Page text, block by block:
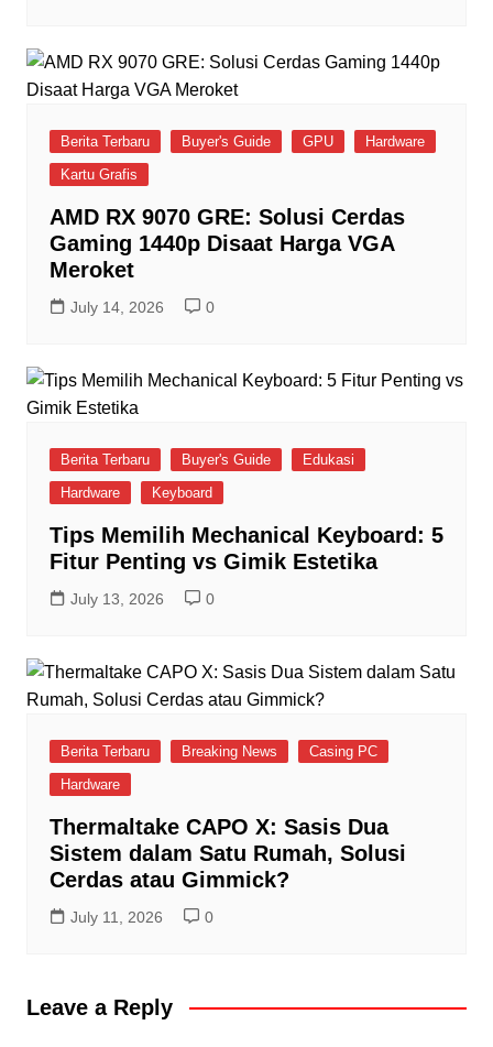
Berita Terbaru Buyer's Guide GPU
Hardware
Kartu Grafis
AMD RX 9070 GRE: Solusi Cerdas
Gaming 1440p Disaat Harga VGA
Meroket
July 14, 2026 0
Berita Terbaru Buyer's Guide
Edukasi
Hardware
Keyboard
Tips Memilih Mechanical Keyboard: 5
Fitur Penting vs Gimik Estetika
July 13, 2026 0
Berita Terbaru Breaking News
Casing PC
Hardware
Thermaltake CAPO X: Sasis Dua
Sistem dalam Satu Rumah, Solusi
Cerdas atau Gimmick?
July 11, 2026 0
Leave a Reply